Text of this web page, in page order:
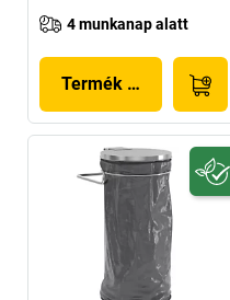
4 munkanap alatt
Termék megjelenítése